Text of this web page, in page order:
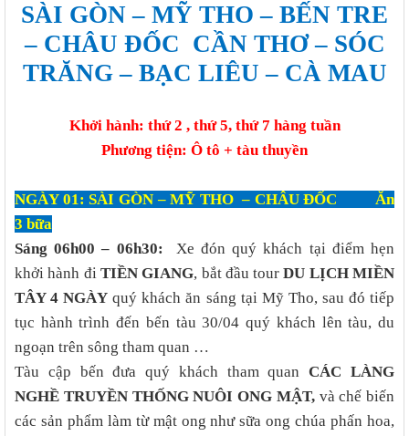
SÀI GÒN – MỸ THO – BẾN TRE
– CHÂU ĐỐC CẦN THƠ –SÓC
TRĂNG – BẠC LIÊU – CÀ MAU
Khởi hành: thứ 2 ,thứ 5, thứ 7 hàng tuần
Phương tiện: Ô tô + tàu thuyền
NGÀY 01: SÀI GÒN – MỸ THO – CHÂU ĐỐC Ăn
3 bữa
Sáng 06h00 – 06h30: Xe đón quý khách tại điểm hẹn
khởi hành đi TIỀN GIANG, bắt đầu tourDU LỊCH MIỀN
TÂY 4 NGÀY quý khách ăn sáng tại Mỹ Tho, sau đó tiếp
tục hành trình đến bến tàu 30/04 quý khách lên tàu, du
ngoạn trên sông tham quan …
Tàu cập bến đưa quý khách tham quanCÁC LÀNG
NGHỀ TRUYỀN THỐNG NUÔI ONG MẬT,và chế biến
các sản phẩm làm từ mật ong như sữa ong chúa phấn hoa,